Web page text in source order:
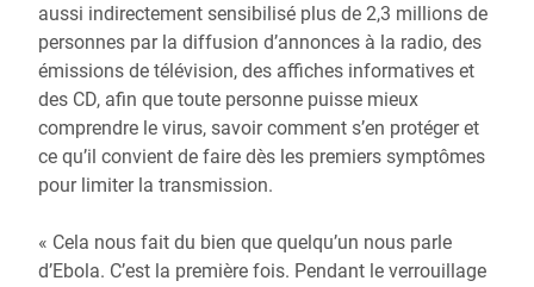
aussi indirectement sensibilisé plus de 2,3 millions de
personnes par la diffusion d’annonces à la radio, des
émissions de télévision, des affiches informatives et
des CD, afin que toute personne puisse mieux
comprendre le virus, savoir comment s’en protéger et
ce qu’il convient de faire dès les premiers symptômes
pour limiter la transmission.
« Cela nous fait du bien que quelqu’un nous parle
d’Ebola. C’est la première fois. Pendant le verrouillage